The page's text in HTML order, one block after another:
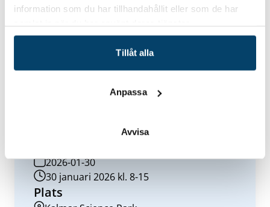
information som du har tillhandahållit eller som de har
Tillåt alla
Anpassa
Avvisa
Bokningsvillkor och no show-avgift
Vi tillämpar en no show-avgift vid utebliven närvaro på
event du är anmäld till. Denna avgift är 300 kr exklusive
moms och gäller för våra samtliga evenemang om inte
2026-01-30
30 januari 2026 kl. 8-15
Plats